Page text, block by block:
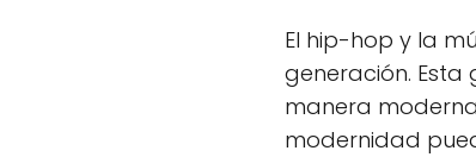
El hip-hop y la
generación. Esta
manera
modernidad